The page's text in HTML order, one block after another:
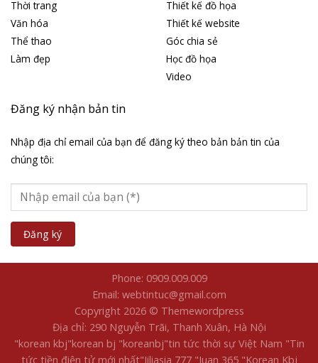
Thời trang
Văn hóa
Thể thao
Làm đẹp
Thiết kế đồ họa
Thiết kế website
Góc chia sẻ
Học đồ họa
Video
Đăng ký nhận bản tin
Nhập địa chỉ email của bạn để đăng ký theo bản bản tin của
chúng tôi:
Phone: 0909.009.009
Email: webtintuc@gmail.com
Copyright 2026 © Themewordpress
Địa chỉ: 290 Nguyễn Trãi, Thanh Xuân, Hà Nội
"korean kbj​"korean bj "koreanbj​"tin tức thời sự Việt Nam "Tin
tức tiền điện tử mới nhất​"Jiliasia 777 "Juan 365 "Korean Kbj